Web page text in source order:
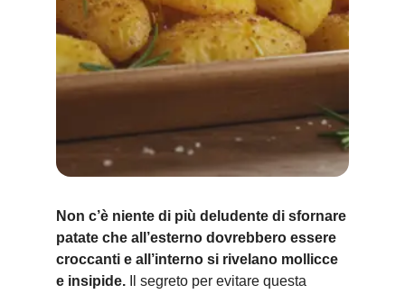
Non c’è niente di più deludente di sfornare
patate che all’esterno dovrebbero essere
croccanti e all’interno si rivelano mollicce
e insipide. Il segreto per evitare questa